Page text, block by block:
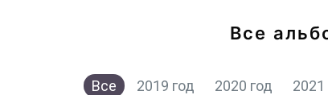
Все
Все 2019 год 2020 год 2021